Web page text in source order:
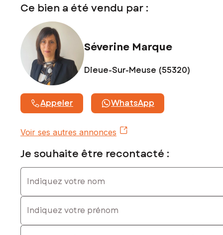
Ce bien a été vendu par :
Séverine Marque
Dieue-Sur-Meuse (55320)
Appeler WhatsApp
Voir ses autres annonces
Je souhaite être recontacté :
Indiquez votre nom
Indiquez votre prénom
E-mail